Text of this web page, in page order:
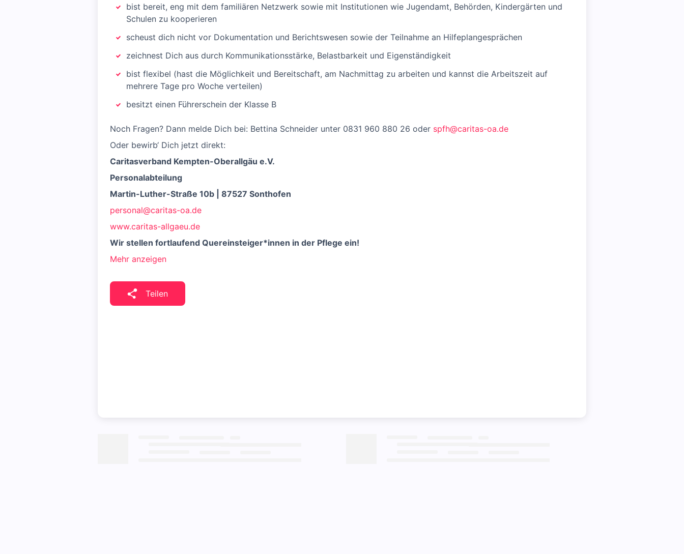
bist bereit, eng mit dem familiären Netzwerk sowie mit Institutionen wie Jugendamt, Behörden, Kindergärten und
Schulen zu kooperieren
scheust dich nicht vor Dokumentation und Berichtswesen sowie der Teilnahme an Hilfeplangesprächen
zeichnest Dich aus durch Kommunikationsstärke, Belastbarkeit und Eigenständigkeit
bist flexibel (hast die Möglichkeit und Bereitschaft, am Nachmittag zu arbeiten und kannst die Arbeitszeit auf
mehrere Tage pro Woche verteilen)
besitzt einen Führerschein der Klasse B
Noch Fragen? Dann melde Dich bei: Bettina Schneider unter 0831 960 880 26 oder spfh@caritas-oa.de
Oder bewirb‘ Dich jetzt direkt:
Caritasverband Kempten-Oberallgäu e.V.
Personalabteilung
Martin-Luther-Straße 10b | 87527 Sonthofen
personal@caritas-oa.de
www.caritas-allgaeu.de
Wir stellen fortlaufend Quereinsteiger*innen in der Pflege ein!
Mehr anzeigen
Teilen